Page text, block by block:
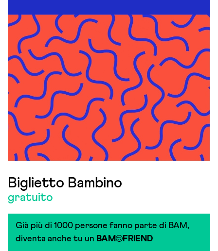
Biglietto Bambino
gratuito
Già più di 1000 persone fanno parte di BAM,
diventa anche tu un BAM FRIEND